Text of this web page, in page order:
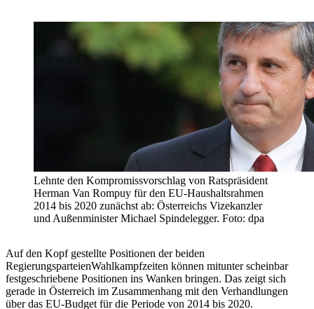
Lehnte den Kompromissvorschlag von Ratspräsident
Herman Van Rompuy für den EU-Haushaltsrahmen
2014 bis 2020 zunächst ab: Österreichs Vizekanzler
und Außenminister Michael Spindelegger. Foto: dpa
Auf den Kopf gestellte Positionen der beiden
RegierungsparteienWahlkampfzeiten können mitunter scheinbar
festgeschriebene Positionen ins Wanken bringen. Das zeigt sich
gerade in Österreich im Zusammenhang mit den Verhandlungen
über das EU-Budget für die Periode von 2014 bis 2020.